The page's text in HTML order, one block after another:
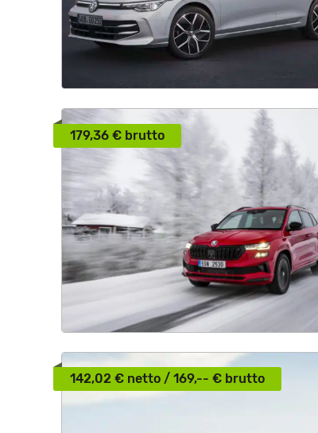
179,36 € brutto
142,02 € netto / 169,-- € brutto